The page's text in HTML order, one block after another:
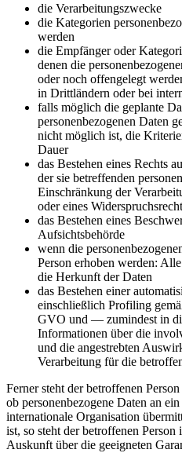
die Verarbeitungszwecke
die Kategorien
werden
die Empfänger oder
denen die
oder noch offengelegt
in Drittländern oder bei
falls möglich die geplante
personenbezogenen Daten
nicht möglich ist, die
Dauer
das Bestehen eines Rechts
der sie betreffenden
Einschränkung der
oder eines
das Bestehen eines
Aufsichtsbehörde
wenn die
Person erhoben werden:
die Herkunft der Daten
das Bestehen einer
einschließlich Profiling
GVO und — zumindest in
Informationen über die
und die angestrebten
Verarbeitung für die
Ferner steht der betroffenen
ob personenbezogene Daten an
internationale Organisation
ist, so steht der betroffenen
Auskunft über die geeigneten